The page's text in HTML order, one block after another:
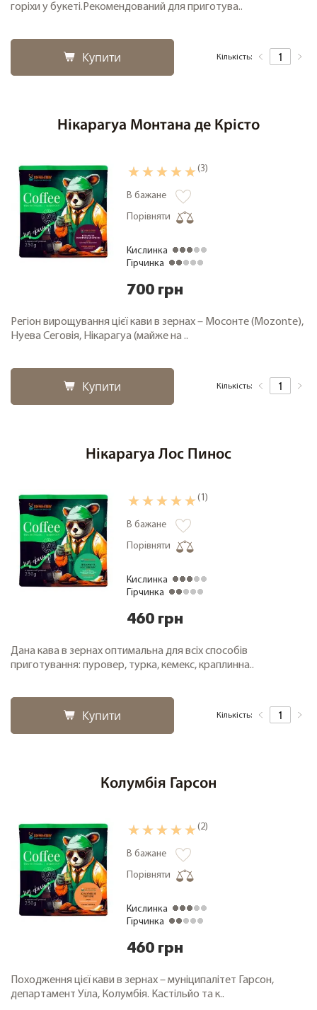
горіхи у букеті.Рекомендований для приготува..
Купити Кількість:
Нікарагуа Монтана де Крісто
(3)
В бажане
Порівняти
Кислинка
Гірчинка
700 грн
Регіон вирощування цієї кави в зернах – Мосонте (Mozonte),
Нуева Сеговія, Нікарагуа (майже на ..
Купити Кількість:
Нікарагуа Лос Пинос
(1)
В бажане
Порівняти
Кислинка
Гірчинка
460 грн
Дана кава в зернах оптимальна для всіх способів
приготування: пуровер, турка, кемекс, краплинна..
Купити Кількість:
Колумбія Гарсон
(2)
В бажане
Порівняти
Кислинка
Гірчинка
460 грн
Походження цієї кави в зернах – муніципалітет Гарсон,
департамент Уїла, Колумбія. Кастільйо та к..